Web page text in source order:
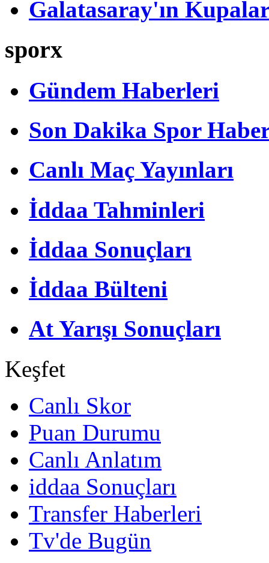
Galatasaray'ın
sporx
Gündem Haberleri
Son Dakika Spor
Canlı Maç Yayınları
İddaa Tahminleri
İddaa Sonuçları
İddaa Bülteni
At Yarışı Sonuçları
Keşfet
Canlı Skor
Puan Durumu
Canlı Anlatım
iddaa Sonuçları
Transfer Haberleri
Tv'de Bugün